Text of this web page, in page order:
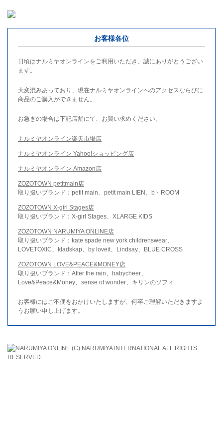
お客様各位
日頃はナルミヤオンラインをご利用いただき、誠にありがとうござい
ます。
大変混みあっており、現在ナルミヤオンラインへのアクセスならびに
商品のご購入ができません。
お急ぎの場合は下記店舗にて、お買い求めください。
ナルミヤオンライン楽天市場店
ナルミヤオンライン Yahoo!ショッピング店
ナルミヤオンライン Amazon店
ZOZOTOWN petitmain店
取り扱いブランド：petit main、petit main LIEN、b・ROOM
ZOZOTOWN X-girl Stages店
取り扱いブランド：X-girl Stages、XLARGE KIDS
ZOZOTOWN NARUMIYA ONLINE店
取り扱いブランド：kate spade new york childrenswear、
LOVETOXIC、kladskap、by loveit、Lindsay、BLUE CROSS
ZOZOTOWN LOVE&PEACE&MONEY店
取り扱いブランド：After the rain、babycheer、
Love&Peace&Money、sense of wonder、キリンのソフィ
お客様にはご不便をおかけいたしますが、何卒ご理解いただきますよ
うお願い申し上げます。